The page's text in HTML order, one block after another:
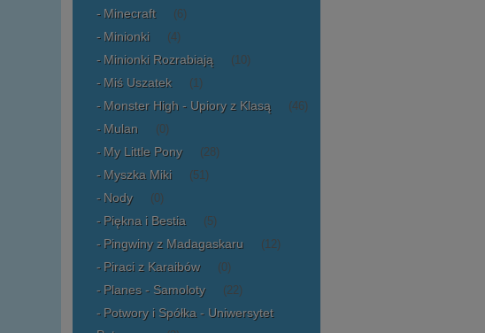
Minecraft (6)
Minionki (4)
Minionki Rozrabiają (10)
Miś Uszatek (1)
Monster High - Upiory z Klasą (46)
Mulan (0)
My Little Pony (28)
Myszka Miki (51)
Nody (0)
Piękna i Bestia (5)
Pingwiny z Madagaskaru (12)
Piraci z Karaibów (0)
Planes - Samoloty (22)
Potwory i Spółka - Uniwersytet